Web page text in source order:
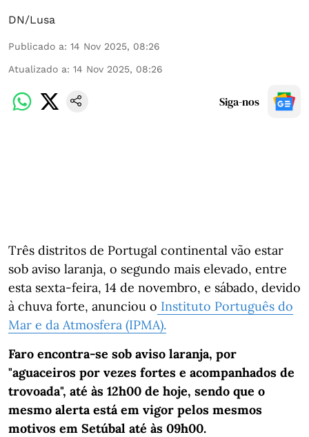
DN/Lusa
Publicado a: 14 Nov 2025, 08:26
Atualizado a: 14 Nov 2025, 08:26
Siga-nos
Três distritos de Portugal continental vão estar
sob aviso laranja, o segundo mais elevado, entre
esta sexta-feira, 14 de novembro, e sábado, devido
à chuva forte, anunciou o Instituto Português do
Mar e da Atmosfera (IPMA).
Faro encontra-se sob aviso laranja, por
"aguaceiros por vezes fortes e acompanhados de
trovoada", até às 12h00 de hoje, sendo que o
mesmo alerta está em vigor pelos mesmos
motivos em Setúbal até às 09h00.